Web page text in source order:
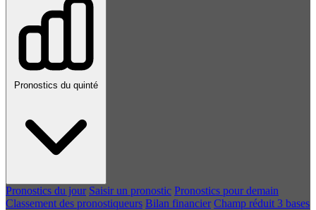
Pronostics du quinté
Pronostics du jour Saisir un pronostic Pronostics pour demain
Classement des pronostiqueurs Bilan financier Champ réduit 3 bases